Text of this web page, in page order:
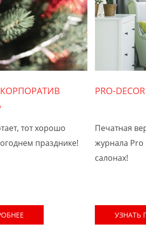
тот хорошо
празднике!
PRO-
Печатная
журнала Pro
салонах!
УЗНАТЬ